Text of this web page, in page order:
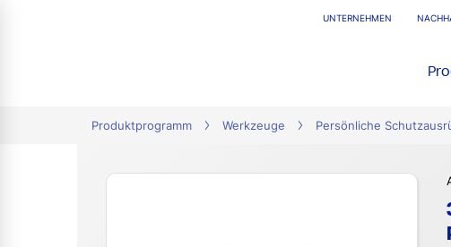
UNTERNEHMEN
Produktprogramm Werkzeuge Persönliche